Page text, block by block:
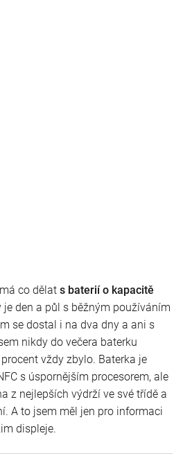
co dělat s baterií o kapacitě
den a půl s běžným používáním
se dostal i na dva dny a ani s
nikdy do večera baterku
vždy zbylo. Baterka je
s úspornějším procesorem, ale
z nejlepších výdrží ve své třídě a
A to jsem měl jen pro informaci
displeje.